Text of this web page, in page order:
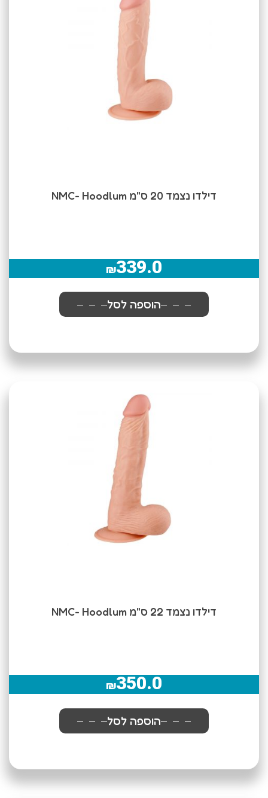
דילדו נצמד 20 ס"מ NMC- Hoodlum
₪339.0
הוספה לסל
דילדו נצמד 22 ס"מ NMC- Hoodlum
₪350.0
הוספה לסל